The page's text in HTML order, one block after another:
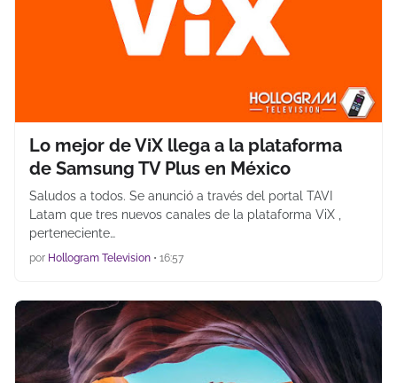
Lo mejor de ViX llega a la plataforma
de Samsung TV Plus en México
Saludos a todos. Se anunció a través del portal TAVI
Latam que tres nuevos canales de la plataforma ViX ,
perteneciente…
por Hollogram Television • 16:57